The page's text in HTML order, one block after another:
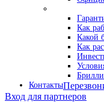
Как
Какой
Как
Контакты
Вход для партнеров